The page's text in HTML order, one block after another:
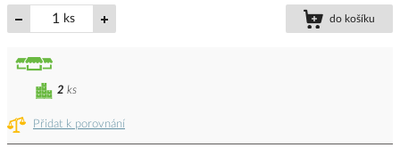
ks do košíku
Přidat k porovnání
2 ks